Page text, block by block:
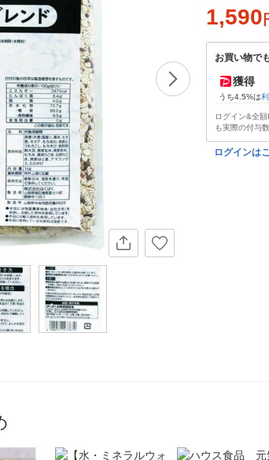
1,590
お買い物で
獲得
うち4.5%は
ログイン&全
も実際の付与
ログインは